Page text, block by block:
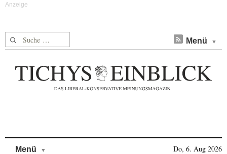
Suche nach: Menü
Menü Do, 6. Aug 2026